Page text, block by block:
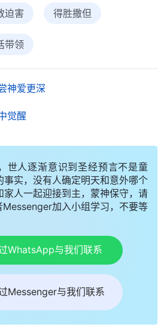
折磨我，我只管把自己交给神，
我、折磨我。晚上睡觉时，犯人
了，困得实在撑不住想睡一会
还有一个犯人故意把我弄醒，要
二天早饭过后，牢头命令我每天
天没有热水，我只能用冷水洗抹
又逼着我背监规，我没有背会，
脚踢，扇耳光更是常事。面对这
痛苦。晚上，我把被子蒙在头上
带领我在这样的环境中能站立得
：“我以山间开放的百合花为欣
野，但它能在春未到之前为我在
迫害 得胜撒但
带领
神爱更深
觉醒
世人逐渐意识到圣经预言不是童
事实，没有人确定明天和意外哪个
家人一起迎接到主，蒙神保守，请
加入小组学习，不要等
WhatsApp与我们联系
Messenger与我们联系